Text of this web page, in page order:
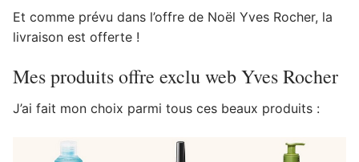
Et comme prévu dans l’offre de Noël Yves Rocher, la
livraison est offerte !
Mes produits offre exclu web Yves Rocher
J’ai fait mon choix parmi tous ces beaux produits :